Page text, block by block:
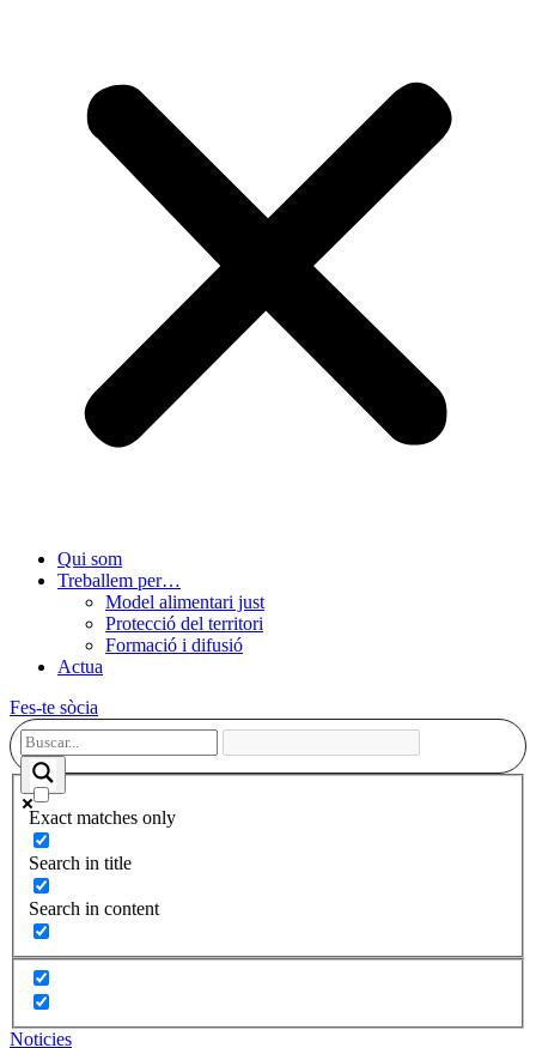
Qui som
Treballem per…
Model alimentari just
Protecció del territori
Formació i difusió
Actua
Fes-te sòcia
Exact matches only
Search in title
Search in content
Noticies